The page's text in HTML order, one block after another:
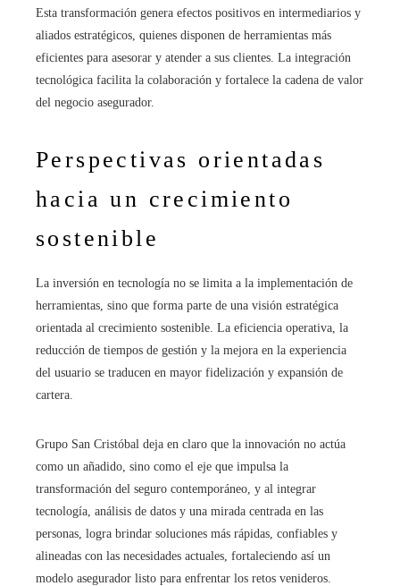
Esta transformación genera efectos positivos en intermediarios y
aliados estratégicos, quienes disponen de herramientas más
eficientes para asesorar y atender a sus clientes. La integración
tecnológica facilita la colaboración y fortalece la cadena de valor
del negocio asegurador.
Perspectivas orientadas
hacia un crecimiento
sostenible
La inversión en tecnología no se limita a la implementación de
herramientas, sino que forma parte de una visión estratégica
orientada al crecimiento sostenible. La eficiencia operativa, la
reducción de tiempos de gestión y la mejora en la experiencia
del usuario se traducen en mayor fidelización y expansión de
cartera.
Grupo San Cristóbal deja en claro que la innovación no actúa
como un añadido, sino como el eje que impulsa la
transformación del seguro contemporáneo, y al integrar
tecnología, análisis de datos y una mirada centrada en las
personas, logra brindar soluciones más rápidas, confiables y
alineadas con las necesidades actuales, fortaleciendo así un
modelo asegurador listo para enfrentar los retos venideros.